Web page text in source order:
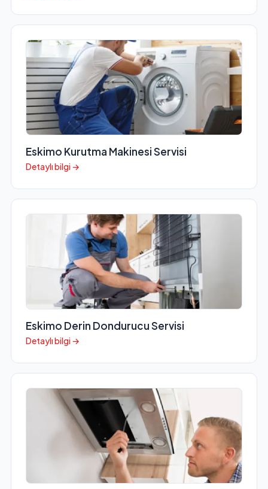
Eskimo Kurutma Makinesi Servisi
Detaylı bilgi →
Eskimo Derin Dondurucu Servisi
Detaylı bilgi →